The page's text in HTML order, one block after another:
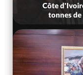
Côte
tonnes de